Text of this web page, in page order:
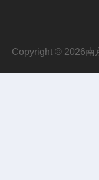
Copyright © 2026